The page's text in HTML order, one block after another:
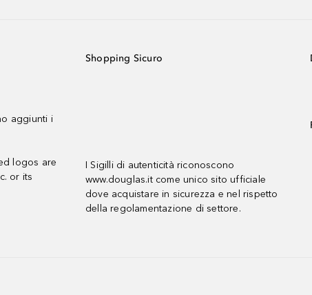
aggiunti i
logos are
or its
Shopping Sicuro
I Sigilli di autenticità riconoscono
www.douglas.it come unico sito ufficiale
dove acquistare in sicurezza e nel rispetto
della regolamentazione di settore.